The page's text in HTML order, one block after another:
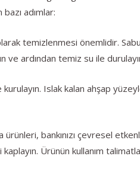
adımlar:
temizlenmesi önemlidir.
ve ardından temiz su ile
Islak kalan ahşap
bankınızı çevresel
Ürünün kullanım